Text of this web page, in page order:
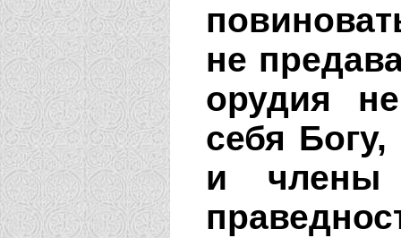
не
орудия
себя
и члены